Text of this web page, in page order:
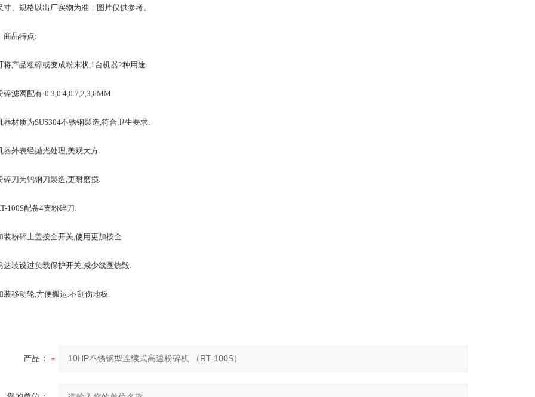
规格以出厂实物为准，图片仅供参考。
品特点:
品粗碎或变成粉末状,1台机器2种用途.
网配有:0.3,0.4,0.7,2,3,6MM
质为SUS304不锈钢製造,符合卫生要求.
外表经抛光处理,美观大方.
刀为钨钢刀製造,更耐磨损.
配备4支粉碎刀.
碎上盖按全开关,使用更加按全.
设过负载保护开关,减少线圈烧毁.
移动轮,方便搬运.不刮伤地板.
产品：